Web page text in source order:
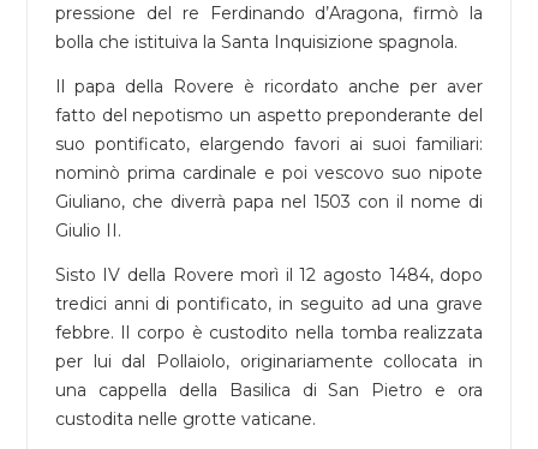
pressione del re Ferdinando d’Aragona, firmò la
bolla che istituiva la Santa Inquisizione spagnola.
Il papa della Rovere è ricordato anche per aver
fatto del nepotismo un aspetto preponderante del
suo pontificato, elargendo favori ai suoi familiari:
nominò prima cardinale e poi vescovo suo nipote
Giuliano, che diverrà papa nel 1503 con il nome di
Giulio II.
Sisto IV della Rovere morì il 12 agosto 1484, dopo
tredici anni di pontificato, in seguito ad una grave
febbre. Il corpo è custodito nella tomba realizzata
per lui dal Pollaiolo, originariamente collocata in
una cappella della Basilica di San Pietro e ora
custodita nelle grotte vaticane.